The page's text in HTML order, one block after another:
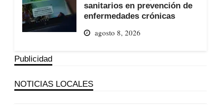
sanitarios en prevención de
enfermedades crónicas
agosto 8, 2026
Publicidad
NOTICIAS LOCALES